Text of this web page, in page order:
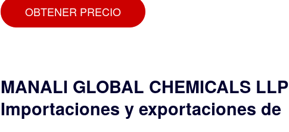
OBTENER PRECIO
MANALI GLOBAL CHEMICALS LLP
Importaciones y exportaciones de